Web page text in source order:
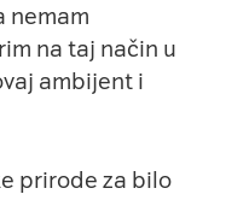
nemam
na taj način u
ambijent i
prirode za bilo